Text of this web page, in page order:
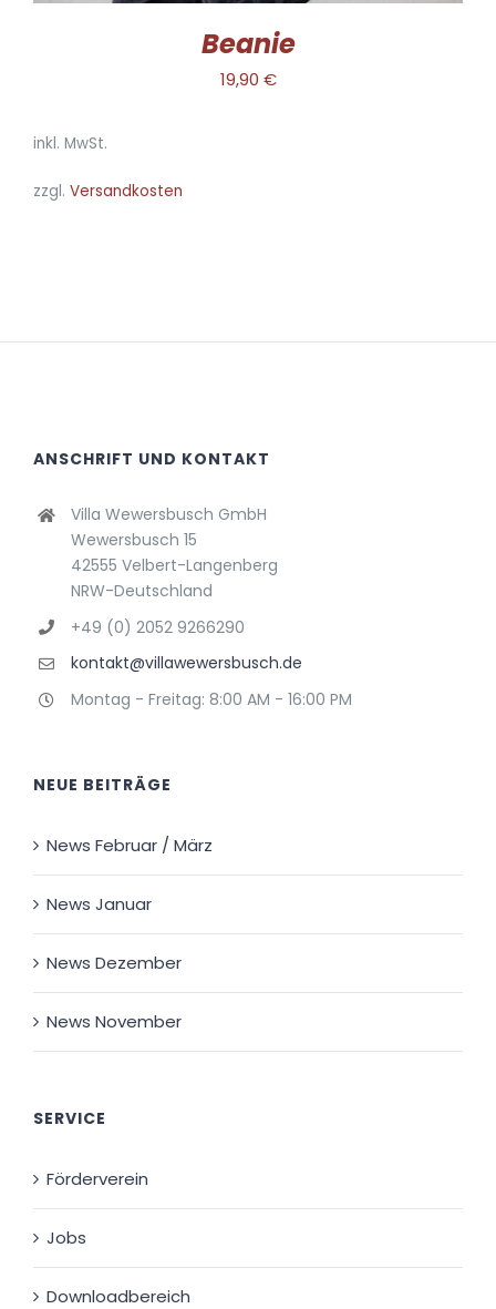
Beanie
19,90 €
inkl. MwSt.
zzgl. Versandkosten
ANSCHRIFT UND KONTAKT
Villa Wewersbusch GmbH
Wewersbusch 15
42555 Velbert-Langenberg
NRW-Deutschland
+49 (0) 2052 9266290
kontakt@villawewersbusch.de
Montag - Freitag: 8:00 AM - 16:00 PM
NEUE BEITRÄGE
News Februar / März
News Januar
News Dezember
News November
SERVICE
Förderverein
Jobs
Downloadbereich